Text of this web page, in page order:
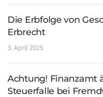
Die Erbfolge von
Erbrecht
3. April 2025
Achtung! Finanzamt
Steuerfalle bei